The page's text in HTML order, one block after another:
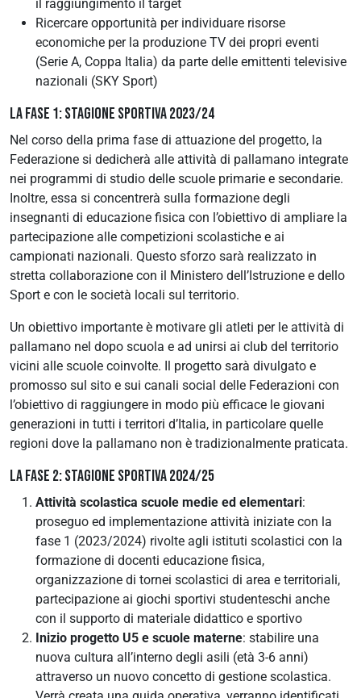
il raggiungimento il target
Ricercare opportunità per individuare risorse
economiche per la produzione TV dei propri eventi
(Serie A, Coppa Italia) da parte delle emittenti televisive
nazionali (SKY Sport)
LA FASE 1: STAGIONE SPORTIVA 2023/24
Nel corso della prima fase di attuazione del progetto, la
Federazione si dedicherà alle attività di pallamano integrate
nei programmi di studio delle scuole primarie e secondarie.
Inoltre, essa si concentrerà sulla formazione degli
insegnanti di educazione fisica con l’obiettivo di ampliare la
partecipazione alle competizioni scolastiche e ai
campionati nazionali. Questo sforzo sarà realizzato in
stretta collaborazione con il Ministero dell’Istruzione e dello
Sport e con le società locali sul territorio.
Un obiettivo importante è motivare gli atleti per le attività di
pallamano nel dopo scuola e ad unirsi ai club del territorio
vicini alle scuole coinvolte. Il progetto sarà divulgato e
promosso sul sito e sui canali social delle Federazioni con
l’obiettivo di raggiungere in modo più efficace le giovani
generazioni in tutti i territori d’Italia, in particolare quelle
regioni dove la pallamano non è tradizionalmente praticata.
LA FASE 2: STAGIONE SPORTIVA 2024/25
Attività scolastica scuole medie ed elementari:
proseguo ed implementazione attività iniziate con la
fase 1 (2023/2024) rivolte agli istituti scolastici con la
formazione di docenti educazione fisica,
organizzazione di tornei scolastici di area e territoriali,
partecipazione ai giochi sportivi studenteschi anche
con il supporto di materiale didattico e sportivo
Inizio progetto U5 e scuole materne: stabilire una
nuova cultura all’interno degli asili (età 3-6 anni)
attraverso un nuovo concetto di gestione scolastica.